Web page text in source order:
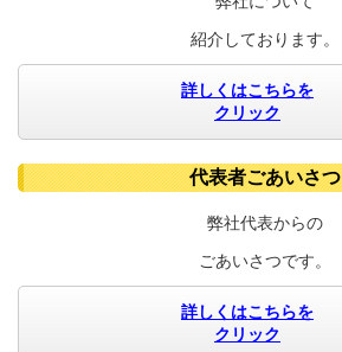
紹介しております。
詳しくはこちらを
クリック
代表者ごあいさつ
弊社代表からの
ごあいさつです。
詳しくはこちらを
クリック